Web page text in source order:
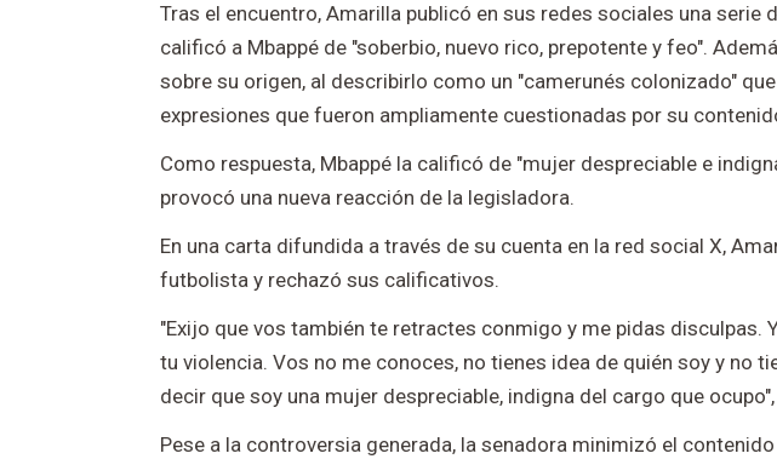
Tras el encuentro, Amarilla publicó en sus redes sociales una serie
calificó a Mbappé de "soberbio, nuevo rico, prepotente y feo".
sobre su origen, al describirlo como un "camerunés colonizado"
expresiones que fueron ampliamente cuestionadas por su
Como respuesta, Mbappé la calificó de "mujer despreciable e
provocó una nueva reacción de la legisladora.
En una carta difundida a través de su cuenta en la red social X,
futbolista y rechazó sus calificativos.
"Exijo que vos también te retractes conmigo y me pidas disculpas.
tu violencia. Vos no me conoces, no tienes idea de quién soy y no
decir que soy una mujer despreciable, indigna del cargo que
Pese a la controversia generada, la senadora minimizó el